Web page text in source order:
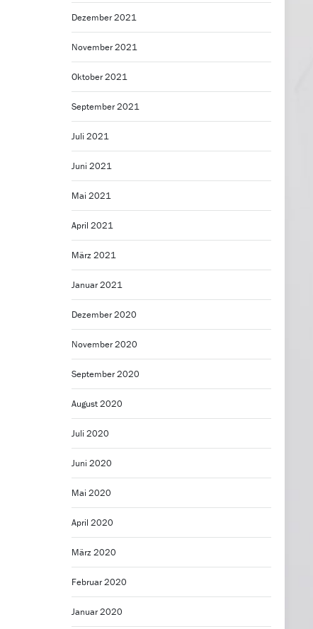
Dezember 2021
November 2021
Oktober 2021
September 2021
Juli 2021
Juni 2021
Mai 2021
April 2021
März 2021
Januar 2021
Dezember 2020
November 2020
September 2020
August 2020
Juli 2020
Juni 2020
Mai 2020
April 2020
März 2020
Februar 2020
Januar 2020